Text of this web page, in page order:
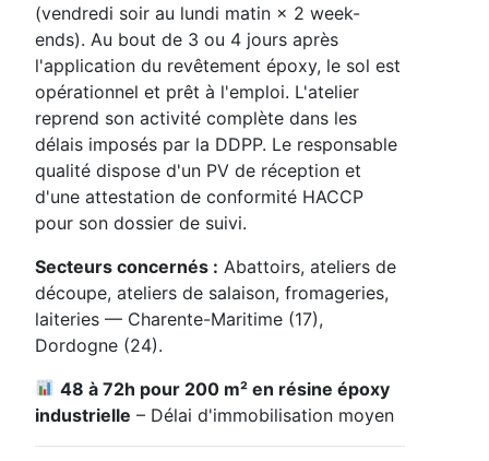
(vendredi soir au lundi matin × 2 week-
ends). Au bout de 3 ou 4 jours après
l'application du revêtement époxy, le sol est
opérationnel et prêt à l'emploi. L'atelier
reprend son activité complète dans les
délais imposés par la DDPP. Le responsable
qualité dispose d'un PV de réception et
d'une attestation de conformité HACCP
pour son dossier de suivi.
Secteurs concernés : Abattoirs, ateliers de
découpe, ateliers de salaison, fromageries,
laiteries — Charente-Maritime (17),
Dordogne (24).
48 à 72h pour 200 m² en résine époxy
industrielle – Délai d'immobilisation moyen